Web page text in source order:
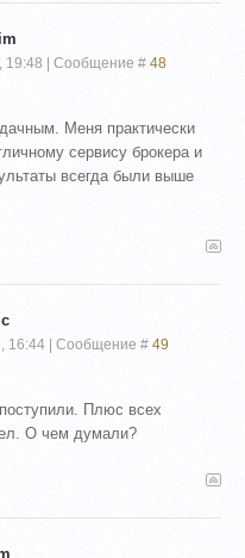
19:48 | Сообщение # 48
Меня практически
сервису брокера и
всегда были выше
16:44 | Сообщение # 49
Плюс всех
О чем думали?